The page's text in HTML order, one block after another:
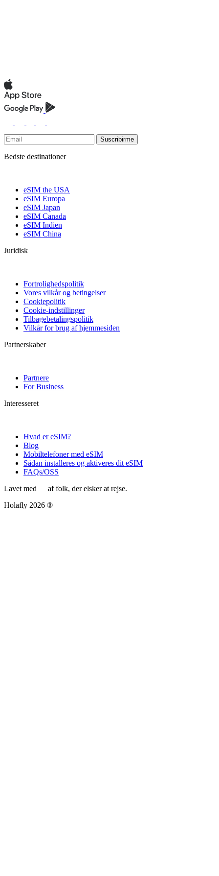
Suscribirme
Bedste destinationer
eSIM the USA
eSIM Europa
eSIM Japan
eSIM Canada
eSIM Indien
eSIM China
Juridisk
Fortrolighedspolitik
Vores vilkår og betingelser
Cookiepolitik
Cookie-indstillinger
Tilbagebetalingspolitik
Vilkår for brug af hjemmesiden
Partnerskaber
Partnere
For Business
Interesseret
Hvad er eSIM?
Blog
Mobiltelefoner med eSIM
Sådan installeres og aktiveres dit eSIM
FAQs/OSS
Lavet med
af folk, der elsker at rejse.
Holafly 2026 ®